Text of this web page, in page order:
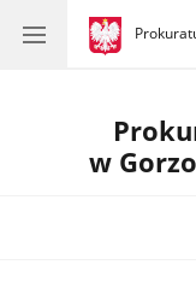
gov.pl
gov.pl
w